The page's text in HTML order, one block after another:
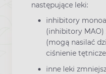
następujące leki:
inhibitory
(inhibitory MAO)
(mogą nasilać
ciśnienie
inne leki